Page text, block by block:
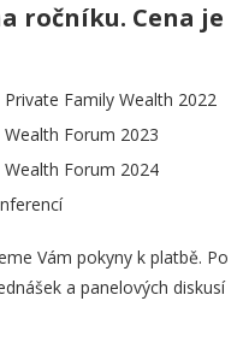
ročníku. Cena je
Family Wealth 2022
Forum 2023
Forum 2024
Vám pokyny k platbě. Po
a panelových diskusí